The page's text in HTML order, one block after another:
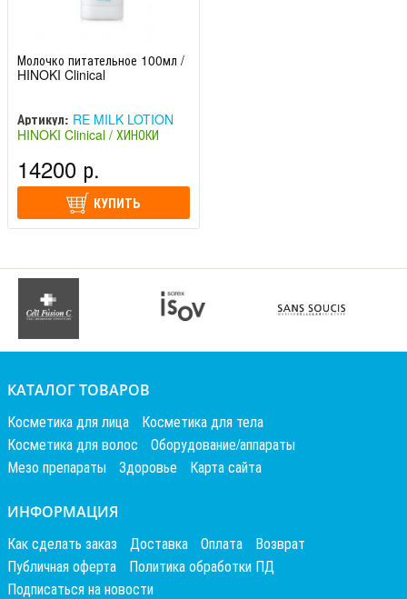
Молочко питательное 100мл /
HINOKI Clinical
Артикул: RE MILK LOTION
HINOKI Clinical / ХИНОКИ
14200 р.
КУПИТЬ
КАТАЛОГ ТОВАРОВ
Косметика для лица
Косметика для тела
Косметика для волос
Оборудование/аппараты
Мезо препараты
Здоровье Карта сайта
ИНФОРМАЦИЯ
Как сделать заказ Доставка Оплата
Возврат
Публичная оферта
Политика обработки ПД
Подписаться на новости